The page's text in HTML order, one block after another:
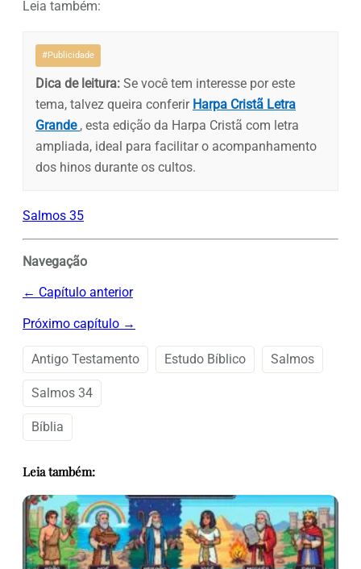
Leia também:
#Publicidade
Dica de leitura: Se você tem interesse por este
tema, talvez queira conferir Harpa Cristã Letra
Grande , esta edição da Harpa Cristã com letra
ampliada, ideal para facilitar o acompanhamento
dos hinos durante os cultos.
Salmos 35
Navegação
← Capítulo anterior
Próximo capítulo →
Antigo Testamento Estudo Bíblico Salmos
Salmos 34
Bíblia
Leia também: